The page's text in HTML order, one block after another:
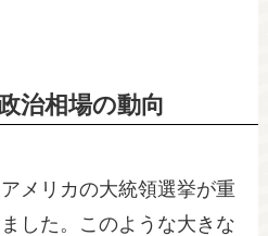
治相場の動向
メリカの大統領選挙が重
した。このような大きな